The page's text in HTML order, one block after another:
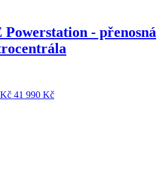
Powerstation - přenosná
41 990 Kč